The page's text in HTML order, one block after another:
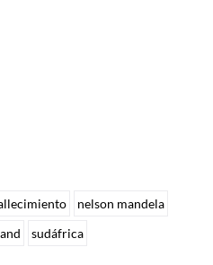
nelson mandela
sudáfrica